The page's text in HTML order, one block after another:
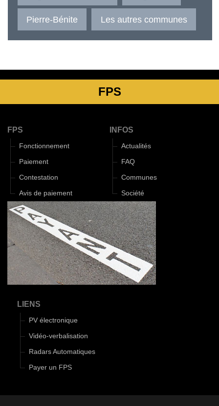
Pierre-Bénite Les autres communes
FPS
FPS
Fonctionnement
Paiement
Contestation
Avis de paiement
INFOS
Actualités
FAQ
Communes
Société
LIENS
PV électronique
Vidéo-verbalisation
Radars Automatiques
Payer un FPS